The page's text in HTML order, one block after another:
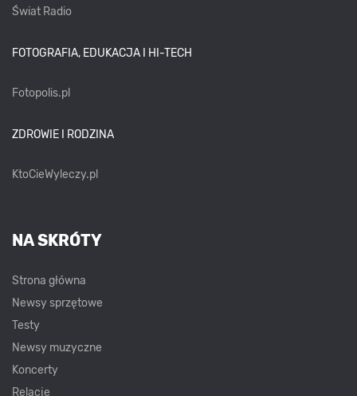
Świat Radio
FOTOGRAFIA, EDUKACJA I HI-TECH
Fotopolis.pl
ZDROWIE I RODZINA
KtoCieWyleczy.pl
NA SKRÓTY
Strona główna
Newsy sprzętowe
Testy
Newsy muzyczne
Koncerty
Relacje